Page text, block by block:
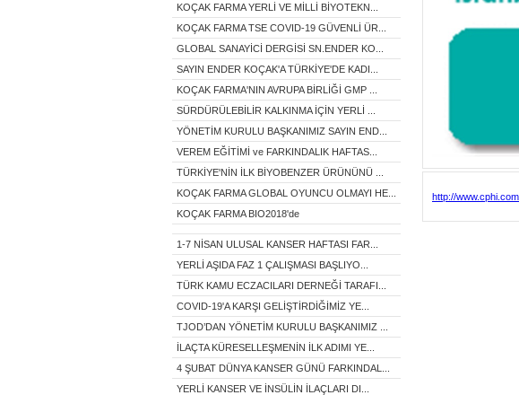
KOÇAK FARMA YERLİ VE MİLLİ BİYOTEKN...
KOÇAK FARMA TSE COVID-19 GÜVENLİ ÜR...
GLOBAL SANAYİCİ DERGİSİ SN.ENDER KO...
SAYIN ENDER KOÇAK'A TÜRKİYE'DE KADI...
KOÇAK FARMA'NIN AVRUPA BİRLİĞİ GMP ...
SÜRDÜRÜLEBİLİR KALKINMA İÇİN YERLİ ...
YÖNETİM KURULU BAŞKANIMIZ SAYIN END...
VEREM EĞİTİMİ ve FARKINDALIK HAFTAS...
TÜRKİYE'NİN İLK BİYOBENZER ÜRÜNÜNÜ ...
KOÇAK FARMA GLOBAL OYUNCU OLMAYI HE...
KOÇAK FARMA BIO2018'de
1-7 NİSAN ULUSAL KANSER HAFTASI FAR...
YERLİ AŞIDA FAZ 1 ÇALIŞMASI BAŞLIYO...
TÜRK KAMU ECZACILARI DERNEĞİ TARAFI...
COVID-19'A KARŞI GELİŞTİRDİĞİMİZ YE...
TJOD’DAN YÖNETİM KURULU BAŞKANIMIZ ...
İLAÇTA KÜRESELLEŞMENİN İLK ADIMI YE...
4 ŞUBAT DÜNYA KANSER GÜNÜ FARKINDAL...
YERLİ KANSER VE İNSÜLİN İLAÇLARI DI...
http://